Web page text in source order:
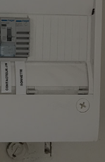
Piscine